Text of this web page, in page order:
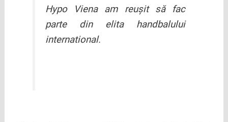
Hypo Viena am reuşit să fac
parte din elita handbalului
international.